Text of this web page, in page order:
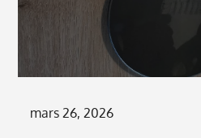
Posted
mars 26, 2026